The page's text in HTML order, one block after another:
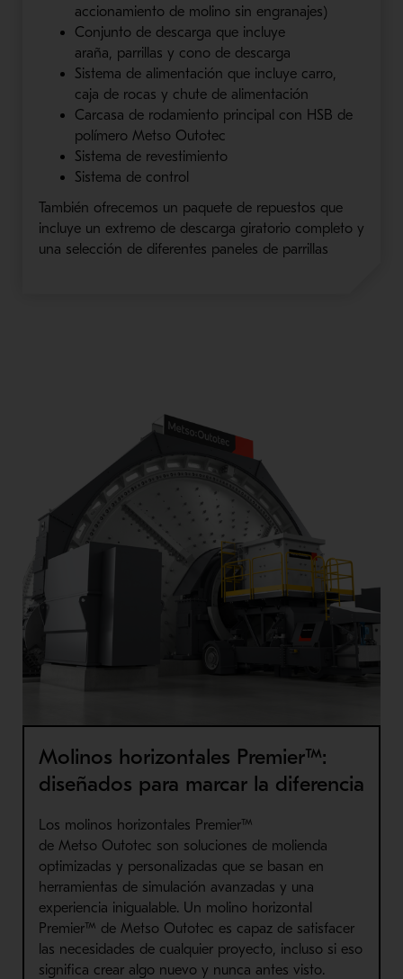
accionamiento de molino sin engranajes)
Conjunto de descarga que incluye
araña, parrillas y cono de descarga
Sistema de alimentación que incluye carro,
caja de rocas y chutede alimentación
Carcasa de rodamientoprincipal con HSB de
polímero Metso Outotec
Sistema de revestimiento
Sistema de control
También ofrecemos un paquete de repuestos que
incluye un extremo de descarga giratorio completo y
una selección de diferentes paneles de parrillas
Molinos horizontales Premier™:
diseñados para marcar la diferencia
Los molinos horizontales Premier™
de Metso Outotec son soluciones de molienda
optimizadas y personalizadas que se basan en
herramientas de simulación avanzadas y una
experiencia inigualable. Un molino horizontal
Premier™ de Metso Outotec es capaz de satisfacer
las necesidades de cualquier proyecto, incluso si eso
significa crear algo nuevo y nunca antes visto.